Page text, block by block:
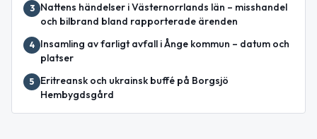
3
Nattens händelser i Västernorrlands län – misshandel
och bilbrand bland rapporterade ärenden
4
Insamling av farligt avfall i Ånge kommun – datum och
platser
5
Eritreansk och ukrainsk buffé på Borgsjö
Hembygdsgård